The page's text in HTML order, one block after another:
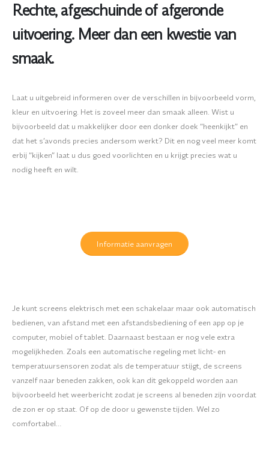
Rechte, afgeschuinde of afgeronde
uitvoering. Meer dan een kwestie van
smaak.
Laat u uitgebreid informeren over de verschillen in bijvoorbeeld vorm,
kleur en uitvoering. Het is zoveel meer dan smaak alleen. Wist u
bijvoorbeeld dat u makkelijker door een donker doek “heenkijkt” en
dat het s’avonds precies andersom werkt? Dit en nog veel meer komt
erbij “kijken” laat u dus goed voorlichten en u krijgt precies wat u
nodig heeft en wilt.
Informatie aanvragen
Je kunt screens elektrisch met een schakelaar maar ook automatisch
bedienen, van afstand met een afstandsbediening of een app op je
computer, mobiel of tablet. Daarnaast bestaan er nog vele extra
mogelijkheden. Zoals een automatische regeling met licht- en
temperatuursensoren zodat als de temperatuur stijgt, de screens
vanzelf naar beneden zakken, ook kan dit gekoppeld worden aan
bijvoorbeeld het weerbericht zodat je screens al beneden zijn voordat
de zon er op staat. Of op de door u gewenste tijden. Wel zo
comfortabel…